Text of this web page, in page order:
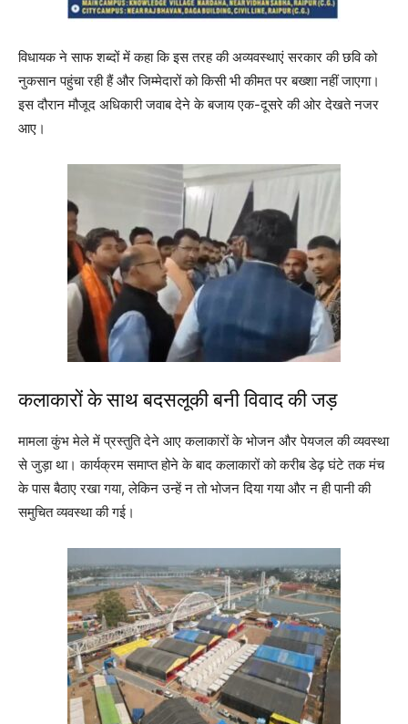
विधायक ने साफ शब्दों में कहा कि इस तरह की अव्यवस्थाएं सरकार की छवि को
नुकसान पहुंचा रही हैं और जिम्मेदारों को किसी भी कीमत पर बख्शा नहीं जाएगा।
इस दौरान मौजूद अधिकारी जवाब देने के बजाय एक-दूसरे की ओर देखते नजर
आए।
कलाकारों के साथ बदसलूकी बनी विवाद की जड़
मामला कुंभ मेले में प्रस्तुति देने आए कलाकारों के भोजन और पेयजल की व्यवस्था
से जुड़ा था। कार्यक्रम समाप्त होने के बाद कलाकारों को करीब डेढ़ घंटे तक मंच
के पास बैठाए रखा गया, लेकिन उन्हें न तो भोजन दिया गया और न ही पानी की
समुचित व्यवस्था की गई।